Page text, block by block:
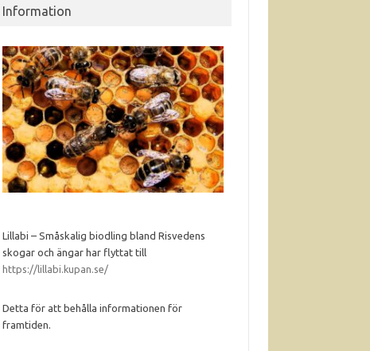
Information
Lillabi – Småskalig biodling bland Risvedens
skogar och ängar har flyttat till
https://lillabi.kupan.se/
Detta för att behålla informationen för
framtiden.